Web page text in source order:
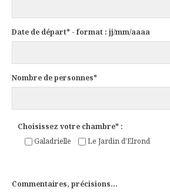
Date de départ* - format : jj/mm/aaaa
Nombre de personnes*
Choisissez votre chambre* :
Galadrielle
Le Jardin d'Elrond
Commentaires, précisions...